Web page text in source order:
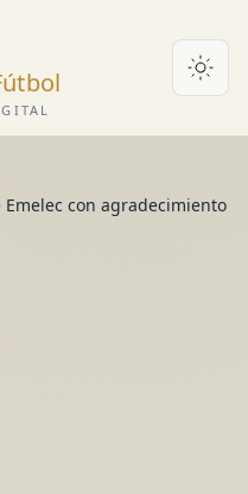
con agradecimiento